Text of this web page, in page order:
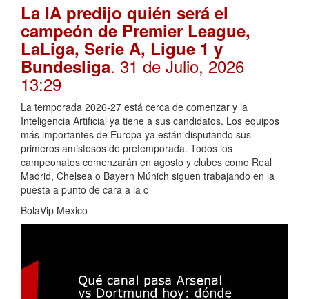
La IA predijo quién será el
campeón de Premier League,
LaLiga, Serie A, Ligue 1 y
Bundesliga. 31 de Julio, 2026
13:29
La temporada 2026-27 está cerca de comenzar y la
Inteligencia Artificial ya tiene a sus candidatos. Los equipos
más importantes de Europa ya están disputando sus
primeros amistosos de pretemporada. Todos los
campeonatos comenzarán en agosto y clubes como Real
Madrid, Chelsea o Bayern Múnich siguen trabajando en la
puesta a punto de cara a la c
BolaVip Mexico